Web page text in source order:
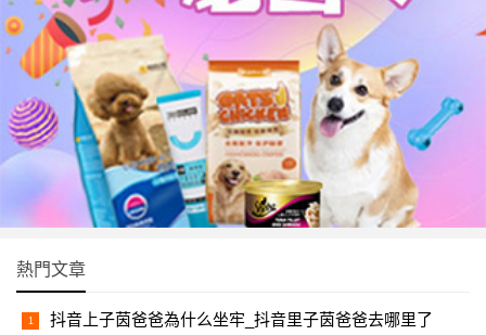
熱門文章
抖音上子茵爸爸為什么坐牢_抖音里子茵爸爸去哪里了